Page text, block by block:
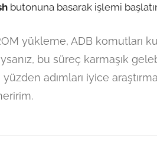
butonuna basarak işlemi
yükleme, ADB komutları
bu süreç karmaşık
adımları iyice